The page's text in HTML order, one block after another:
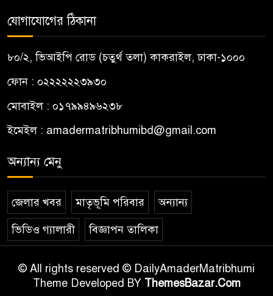
যোগাযোগের ঠিকানা
৮০/২, ভিআইপি রোড (চতুর্থ তলা) কাকরাইল, ঢাকা-১০০০
ফোন : ০২২২২২২৩৯৩০
মোবাইল : ০১৭৯৯৪৯৬২৩৮
ইমেইল : amadermatribhumibd@gmail.com
অন্যান্য মেনু
জেলার খবর মাতৃভূমি পরিবার অন্যান্য
ভিডিও গ্যালারী বিজ্ঞাপন তালিকা
© All rights reserved © DailyAmaderMatribhumi
Theme Developed BY ThemesBazar.Com